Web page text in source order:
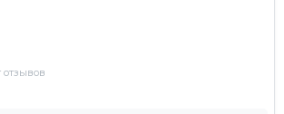
отзывов